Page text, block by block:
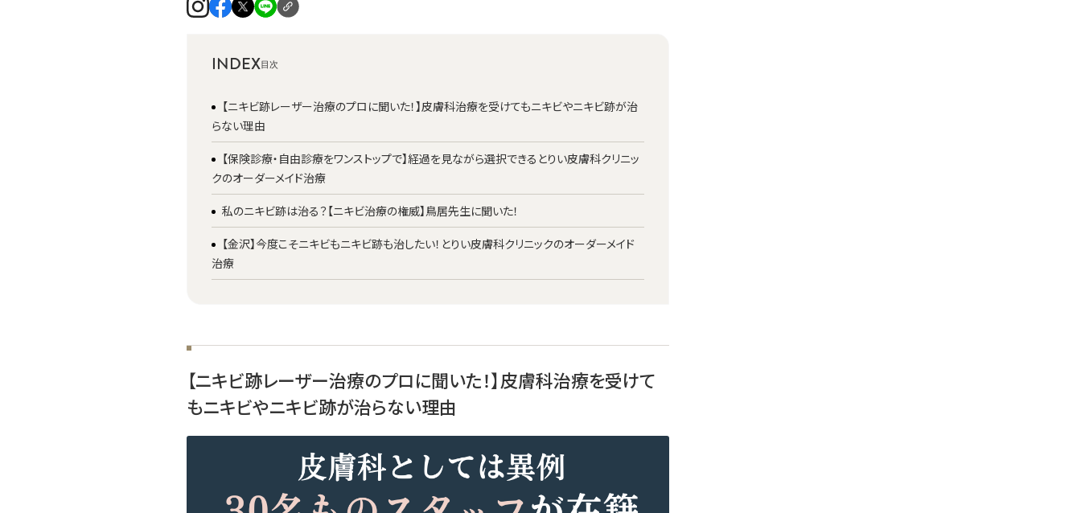
INDEX
【ニキビ跡レーザー治療のプロに聞いた！】皮膚科治療を受けてもニキビやニキビ跡が治
らない理由
【保険診療・自由診療をワンストップで】経過を見ながら選択できるとりい皮膚科クリニッ
クのオーダーメイド治療
私のニキビ跡は治る？【ニキビ治療の権威】鳥居先生に聞いた！
【金沢】今度こそニキビもニキビ跡も治したい！とりい皮膚科クリニックのオーダーメイド
治療
【ニキビ跡レーザー治療のプロに聞いた！】皮膚科治療を受けて
もニキビやニキビ跡が治らない理由